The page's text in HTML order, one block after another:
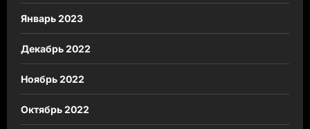
Январь 2023
Декабрь 2022
Ноябрь 2022
Октябрь 2022